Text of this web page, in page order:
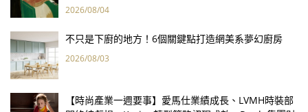
2026/08/04
不只是下廚的地方！6個關鍵點打造網美系夢幻廚房
2026/08/03
【時尚產業一週要事】愛馬仕業績成長、LVMH時裝部